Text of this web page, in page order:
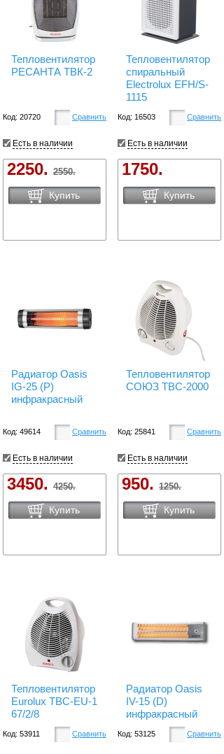
Тепловентилятор
РЕСАНТА ТВК-2
Код: 20720 Сравнить
Есть в наличии
2250. 2550.
Купить
Тепловентилятор
спиральный
Electrolux EFH/S-
1115
Код: 16503 Сравнить
Есть в наличии
1750.
Купить
Радиатор Oasis
IG-25 (P)
инфракрасный
Код: 49614 Сравнить
Есть в наличии
3450. 4250.
Купить
Тепловентилятор
СОЮЗ ТВС-2000
Код: 25841 Сравнить
Есть в наличии
950. 1250.
Купить
Тепловентилятор
Eurolux ТВC-EU-1
67/2/8
Код: 53911 Сравнить
Радиатор Oasis
IV-15 (D)
инфракрасный
Код: 53125 Сравнить